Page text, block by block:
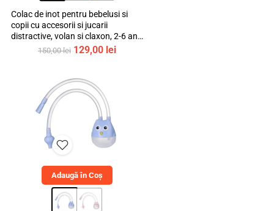
Colac de inot pentru bebelusi si
copii cu accesorii si jucarii
distractive, volan si claxon, 2-6 ani,
bebeLOGIC™
150,00lei Prețul
fost:
150,00 lei.
129,00 leiPrețul
Adaugă în Coș